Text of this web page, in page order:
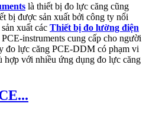
là thiết bị đo lực căng cũng
bị được sản xuất bởi công ty nổi
xuất các Thiết bị đo lường điện
instruments cung cấp cho người
đo lực căng PCE-DDM có phạm vi
hợp với nhiều ứng dụng đo lực căng